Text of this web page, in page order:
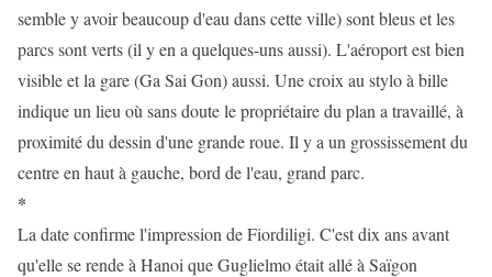
semble y avoir beaucoup d'eau dans cette ville) sont bleus et les
parcs sont verts (il y en a quelques-uns aussi). L'aéroport est bien
visible et la gare (Ga Sai Gon) aussi. Une croix au stylo à bille
indique un lieu où sans doute le propriétaire du plan a travaillé, à
proximité du dessin d'une grande roue. Il y a un grossissement du
centre en haut à gauche, bord de l'eau, grand parc.
*
La date confirme l'impression de Fiordiligi. C'est dix ans avant
qu'elle se rende à Hanoi que Guglielmo était allé à Saïgon